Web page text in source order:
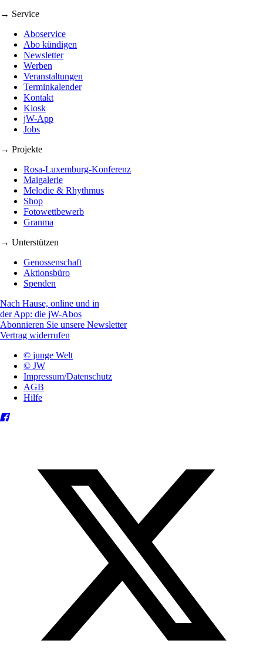
→ Service
Aboservice
Abo kündigen
Newsletter
Werben
Veranstaltungen
Terminkalender
Kontakt
Kiosk
jW-App
Jobs
→ Projekte
Rosa-Luxemburg-Konferenz
Maigalerie
Melodie & Rhythmus
Shop
Fotowettbewerb
Granma
→ Unterstützen
Genossenschaft
Aktionsbüro
Spenden
Nach Hause, online und in
der App: die jW-Abos
Abonnieren Sie unsere Newsletter
Vertrag widerrufen
© junge Welt
© JW
Impressum/Datenschutz
AGB
Hilfe